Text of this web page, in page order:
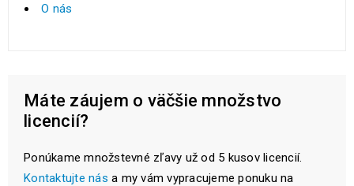
O nás
Máte záujem o väčšie množstvo
licencií?
Ponúkame množstevné zľavy už od 5 kusov licencií.
Kontaktujte nás a my vám vypracujeme ponuku na